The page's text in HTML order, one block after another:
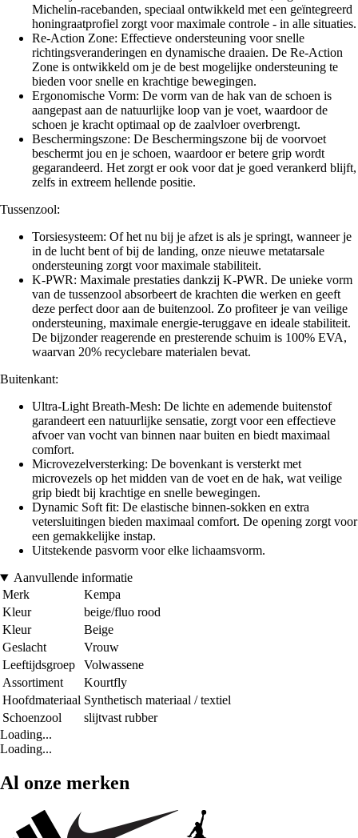
Michelin-racebanden, speciaal ontwikkeld met een geïntegreerd
honingraatprofiel zorgt voor maximale controle - in alle situaties.
Re-Action Zone: Effectieve ondersteuning voor snelle
richtingsveranderingen en dynamische draaien. De Re-Action
Zone is ontwikkeld om je de best mogelijke ondersteuning te
bieden voor snelle en krachtige bewegingen.
Ergonomische Vorm: De vorm van de hak van de schoen is
aangepast aan de natuurlijke loop van je voet, waardoor de
schoen je kracht optimaal op de zaalvloer overbrengt.
Beschermingszone: De Beschermingszone bij de voorvoet
beschermt jou en je schoen, waardoor er betere grip wordt
gegarandeerd. Het zorgt er ook voor dat je goed verankerd blijft,
zelfs in extreem hellende positie.
Tussenzool:
Torsiesysteem: Of het nu bij je afzet is als je springt, wanneer je
in de lucht bent of bij de landing, onze nieuwe metatarsale
ondersteuning zorgt voor maximale stabiliteit.
K-PWR: Maximale prestaties dankzij K-PWR. De unieke vorm
van de tussenzool absorbeert de krachten die werken en geeft
deze perfect door aan de buitenzool. Zo profiteer je van veilige
ondersteuning, maximale energie-teruggave en ideale stabiliteit.
De bijzonder reagerende en presterende schuim is 100% EVA,
waarvan 20% recyclebare materialen bevat.
Buitenkant:
Ultra-Light Breath-Mesh: De lichte en ademende buitenstof
garandeert een natuurlijke sensatie, zorgt voor een effectieve
afvoer van vocht van binnen naar buiten en biedt maximaal
comfort.
Microvezelversterking: De bovenkant is versterkt met
microvezels op het midden van de voet en de hak, wat veilige
grip biedt bij krachtige en snelle bewegingen.
Dynamic Soft fit: De elastische binnen-sokken en extra
vetersluitingen bieden maximaal comfort. De opening zorgt voor
een gemakkelijke instap.
Uitstekende pasvorm voor elke lichaamsvorm.
Aanvullende informatie
Merk
Kempa
Kleur
beige/fluo rood
Kleur
Beige
Geslacht
Vrouw
Leeftijdsgroep
Volwassene
Assortiment
Kourtfly
Hoofdmateriaal Synthetisch materiaal / textiel
Schoenzool
slijtvast rubber
Loading...
Loading...
Al onze merken